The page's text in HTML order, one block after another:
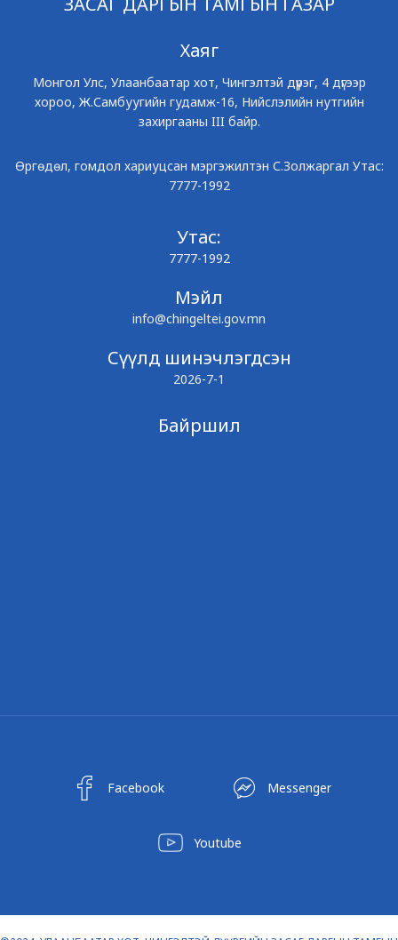
Хаяг
Монгол Улс, Улаанбаатар хот, Чингэлтэй дүүрэг, 4 дүгээр
хороо, Ж.Самбуугийн гудамж-16, Нийслэлийн нутгийн
захиргааны III байр.
Өргөдөл, гомдол хариуцсан мэргэжилтэн С.Золжаргал Утас:
7777-1992
Утас:
7777-1992
Мэйл
info@chingeltei.gov.mn
Сүүлд шинэчлэгдсэн
2026-7-1
Байршил
Facebook Messenger
Youtube